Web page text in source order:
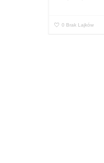
0 Brak Lajków